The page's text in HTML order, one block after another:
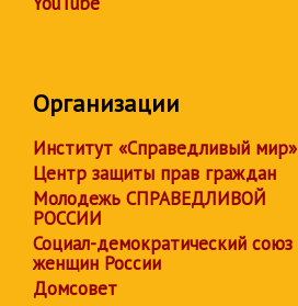
Организации
Институт «Справедливый мир»
Центр защиты прав граждан
Молодежь СПРАВЕДЛИВОЙ
РОССИИ
Социал-демократический союз
женщин России
Домсовет